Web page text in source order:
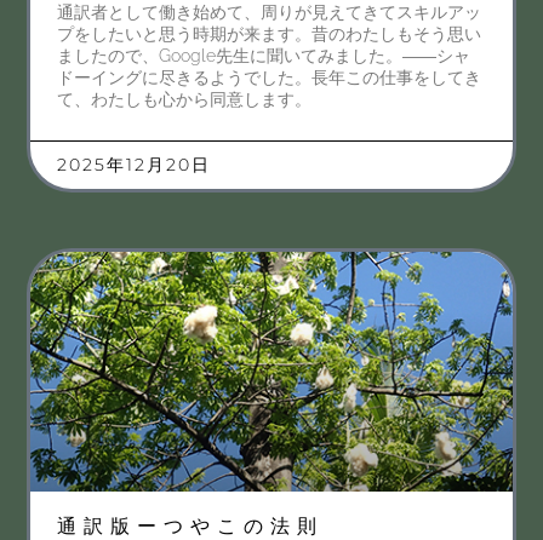
通訳者として働き始めて、周りが見えてきてスキルアッ
プをしたいと思う時期が来ます。昔のわたしもそう思い
ましたので、Google先生に聞いてみました。――シャ
ドーイングに尽きるようでした。長年この仕事をしてき
て、わたしも心から同意します。
2025年12月20日
通訳版ーつやこの法則